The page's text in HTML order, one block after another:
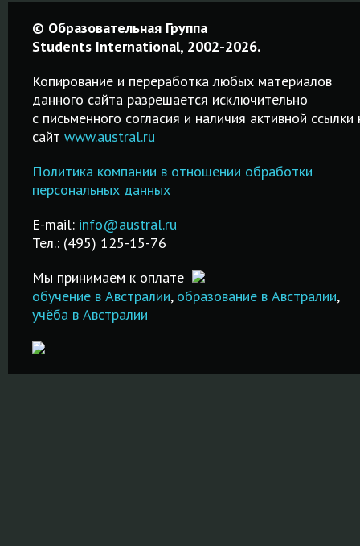
Образование
в Новой
Зеландии
Среднее,
профессиональное
и высшее
образование.
Возможность
трудоустройства
после обучения.
ПОДРОБНЕЕ
Гостиничный
менеджмент
за
рубежом
менеджменту за
рубежом в
специализированных
школах и вузах!
ПОДРОБНЕЕ
за
Удобный
документов!
© Образовательная Группа
Students International, 2002-2026.
Копирование и переработка любых материалов
данного сайта разрешается исключительно
c письменного согласия и наличия активной ссылки
сайт www.austral.ru
Политика компании в отношении обработки
персональных данных
E-mail: info@austral.ru
Тел.: (495) 125-15-76
Мы принимаем к оплате
обучение в Австралии, образование в Австралии,
учёба в Австралии